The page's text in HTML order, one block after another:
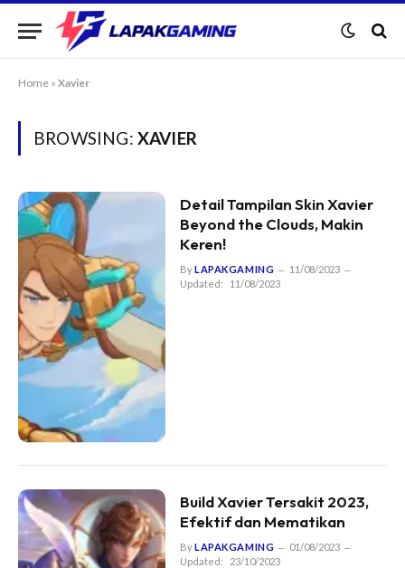
Home » Xavier
BROWSING: XAVIER
Detail Tampilan Skin Xavier
Beyond the Clouds, Makin
Keren!
ByLAPAKGAMING
11/08/2023
Updated:
11/08/2023
Build Xavier Tersakit 2023,
Efektif dan Mematikan
ByLAPAKGAMING
01/08/2023
Updated:
23/10/2023